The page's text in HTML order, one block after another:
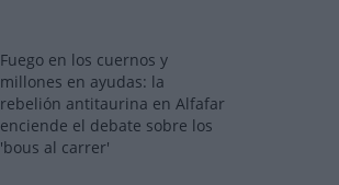
Fuego en los cuernos y
millones en ayudas: la
rebelión antitaurina en Alfafar
enciende el debate sobre los
'bous al carrer'